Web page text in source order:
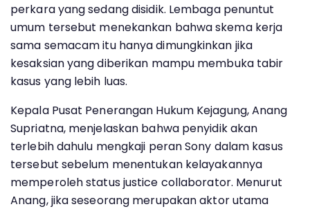
perkara yang sedang disidik. Lembaga penuntut
umum tersebut menekankan bahwa skema kerja
sama semacam itu hanya dimungkinkan jika
kesaksian yang diberikan mampu membuka tabir
kasus yang lebih luas.
Kepala Pusat Penerangan Hukum Kejagung, Anang
Supriatna, menjelaskan bahwa penyidik akan
terlebih dahulu mengkaji peran Sony dalam kasus
tersebut sebelum menentukan kelayakannya
memperoleh status justice collaborator. Menurut
Anang, jika seseorang merupakan aktor utama